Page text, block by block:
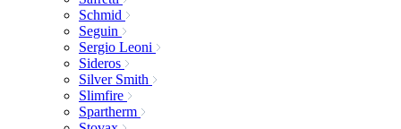
Schmid
Seguin
Sergio Leoni
Sideros
Silver Smith
Slimfire
Spartherm